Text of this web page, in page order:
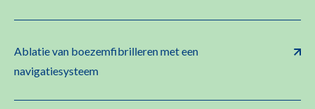
Ablatie van boezemfibrilleren met een
navigatiesysteem